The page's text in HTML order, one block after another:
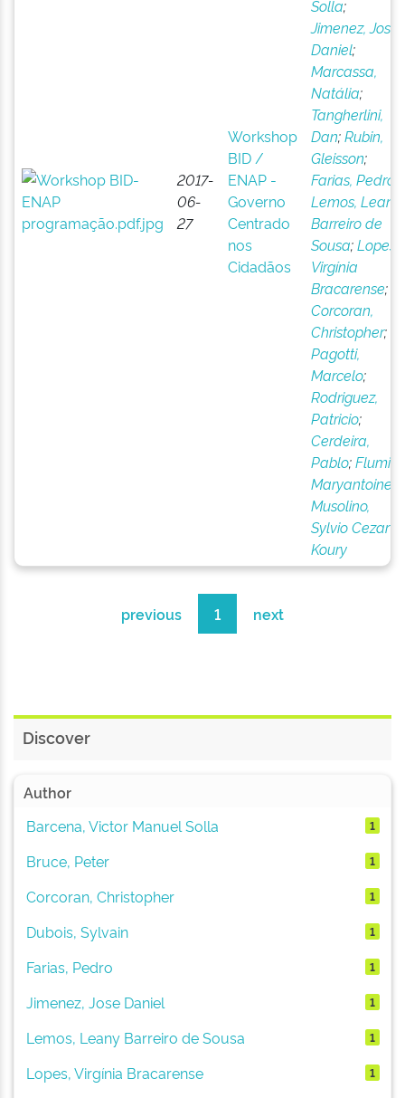
2017-
06-
27
Workshop
BID /
ENAP -
Governo
Centrado
nos
Cidadãos
Solla;
Jimenez, Jose
Daniel;
Marcassa,
Natália;
Tangherlini,
Dan;Rubin,
Gleisson;
Farias, Pedro
Lemos, Leany
Barreiro de
Sousa;Lopes,
Virgínia
Bracarense;
Corcoran,
Christopher;
Pagotti,
Marcelo;
Rodriguez,
Patricio;
Cerdeira,
Pablo;Flumia,
Maryantoinett
Musolino,
Sylvio Cezar
Koury
previous 1 next
Discover
Author
Barcena, Victor Manuel Solla
1
Bruce, Peter 1
Corcoran, Christopher 1
Dubois, Sylvain 1
Farias, Pedro 1
Jimenez, Jose Daniel 1
Lemos, Leany Barreiro de Sousa 1
Lopes, Virgínia Bracarense 1